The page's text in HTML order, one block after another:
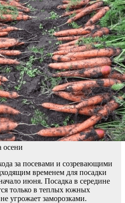
осени
за посевами и созревающими
временем для посадки
июня. Посадка в середине
только в теплых южных
угрожает заморозками.